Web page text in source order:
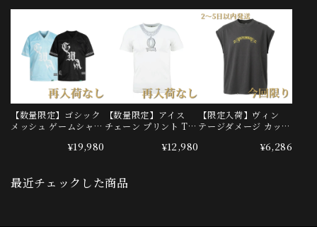
【数量限定】ゴシック
メッシュ ゲームシャツ
¥19,980
【数量限定】アイス
チェーン プリント T
¥12,980
【限定入荷】ヴィン
テージダメージ カット
¥6,286
最近チェックした商品